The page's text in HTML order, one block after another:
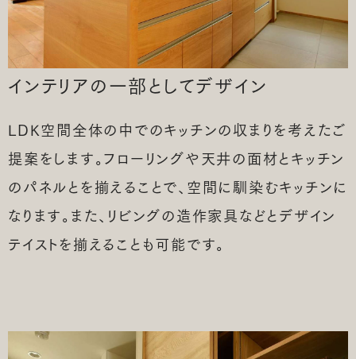
インテリアの一部としてデザイン
LDK空間全体の中でのキッチンの収まりを考えたご
提案をします。フローリングや天井の面材とキッチン
のパネルとを揃えることで、空間に馴染むキッチンに
なります。また、リビングの造作家具などとデザイン
テイストを揃えることも可能です。